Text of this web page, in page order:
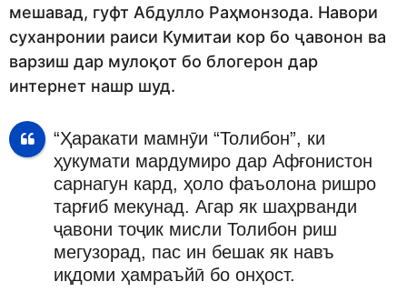
мешавад, гуфт Абдулло Раҳмонзода. Навори
суханронии раиси Кумитаи кор бо ҷавонон ва
варзиш дар мулоқот бо блогерон дар
интернет нашр шуд.
“Ҳаракати мамнӯи “Толибон”, ки
ҳукумати мардумиро дар Афғонистон
сарнагун кард, ҳоло фаъолона ришро
тарғиб мекунад. Агар як шаҳрванди
ҷавони тоҷик мисли Толибон риш
мегузорад, пас ин бешак як навъ
иқдоми ҳамраъйӣ бо онҳост.